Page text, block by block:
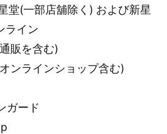
堂(一部店舖除く) および新星
ライン
販を含む)
ンラインショップ含む)
ガード